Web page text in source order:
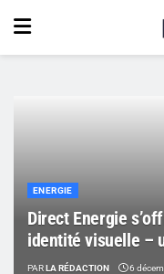
ENERGIE
Direct Energie
identité visuelle –
PARLA RÉDACTION 6